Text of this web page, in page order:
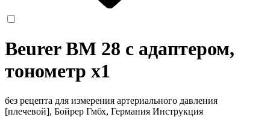
Beurer BM 28 с адаптером,
тонометр x1
без рецепта для измерения артериального давления
[плечевой], Бойрер Гмбх, Германия Инструкция